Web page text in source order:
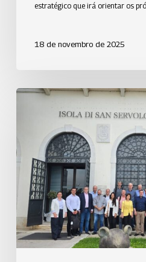
estratégico que irá orientar os
18 de novembro de 2025
Uniodonto
Intercâmbio
Técnico
Itália,
fortalecendo
a
inovação